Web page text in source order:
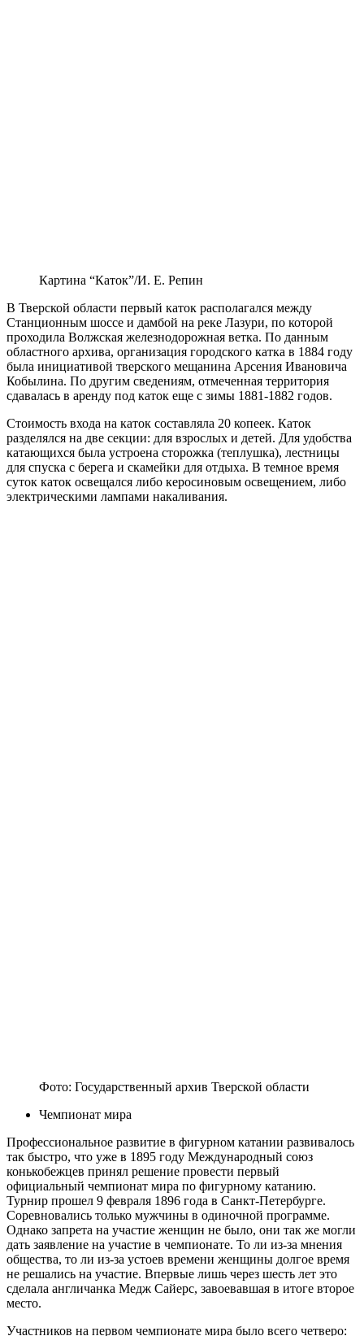
Картина “Каток”/И. Е. Репин
В Тверской области первый каток располагался между
Станционным шоссе и дамбой на реке Лазури, по которой
проходила Волжская железнодорожная ветка. По данным
областного архива, организация городского катка в 1884 году
была инициативой тверского мещанина Арсения Ивановича
Кобылина. По другим сведениям, отмеченная территория
сдавалась в аренду под каток еще с зимы 1881-1882 годов.
Стоимость входа на каток составляла 20 копеек. Каток
разделялся на две секции: для взрослых и детей. Для удобства
катающихся была устроена сторожка (теплушка), лестницы
для спуска с берега и скамейки для отдыха. В темное время
суток каток освещался либо керосиновым освещением, либо
электрическими лампами накаливания.
Фото: Государственный архив Тверской области
Чемпионат мира
Профессиональное развитие в фигурном катании развивалось
так быстро, что уже в 1895 году Международный союз
конькобежцев принял решение провести первый
официальный чемпионат мира по фигурному катанию.
Турнир прошел 9 февраля 1896 года в Санкт-Петербурге.
Соревновались только мужчины в одиночной программе.
Однако запрета на участие женщин не было, они так же могли
дать заявление на участие в чемпионате. То ли из-за мнения
общества, то ли из-за устоев времени женщины долгое время
не решались на участие. Впервые лишь через шесть лет это
сделала англичанка Медж Сайерс, завоевавшая в итоге второе
место.
Участников на первом чемпионате мира было всего четверо: